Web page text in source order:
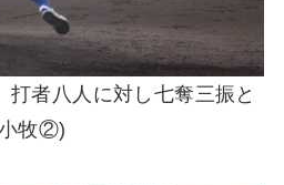
打者八人に対し七奪三振と
牧②)